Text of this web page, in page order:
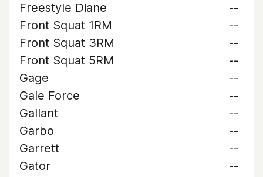
Freestyle Diane
--
Front Squat 1RM
--
Front Squat 3RM
--
Front Squat 5RM
--
Gage
--
Gale Force
--
Gallant
--
Garbo
--
Garrett
--
Gator
--